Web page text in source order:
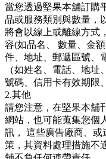
當您透過堅果本舖訂購
品或服務類別與數量，
將會以線上或離線方式
容(如品名、 數量、金
件、地址、郵遞區號、
（如姓名、電話、地
號碼、信用卡有效期限
2.其他
請您注意，在堅果本舖
網站，也可能蒐集您個
訊， 這些廣告廠商、
策，其資料處理措施不